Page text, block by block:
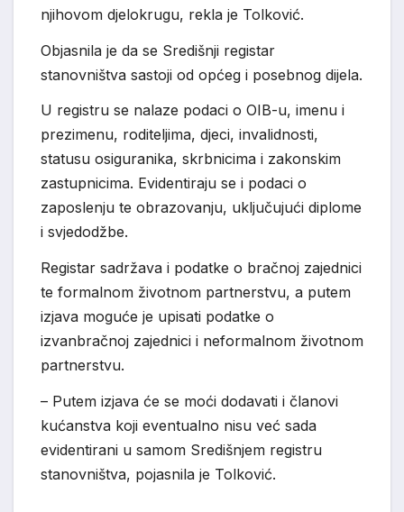
njihovom djelokrugu, rekla je Tolković.
Objasnila je da se Središnji registar
stanovništva sastoji od općeg i posebnog dijela.
U registru se nalaze podaci o OIB-u, imenu i
prezimenu, roditeljima, djeci, invalidnosti,
statusu osiguranika, skrbnicima i zakonskim
zastupnicima. Evidentiraju se i podaci o
zaposlenju te obrazovanju, uključujući diplome
i svjedodžbe.
Registar sadržava i podatke o bračnoj zajednici
te formalnom životnom partnerstvu, a putem
izjava moguće je upisati podatke o
izvanbračnoj zajednici i neformalnom životnom
partnerstvu.
– Putem izjava će se moći dodavati i članovi
kućanstva koji eventualno nisu već sada
evidentirani u samom Središnjem registru
stanovništva, pojasnila je Tolković.